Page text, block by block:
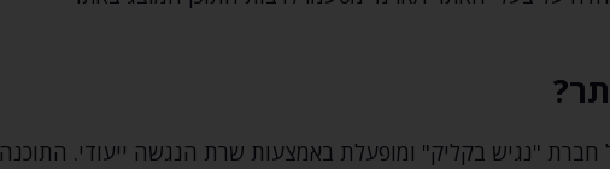
"נגיש בקליק" ומופעלת באמצעות שרת הנגשה ייעודי. התוכנה